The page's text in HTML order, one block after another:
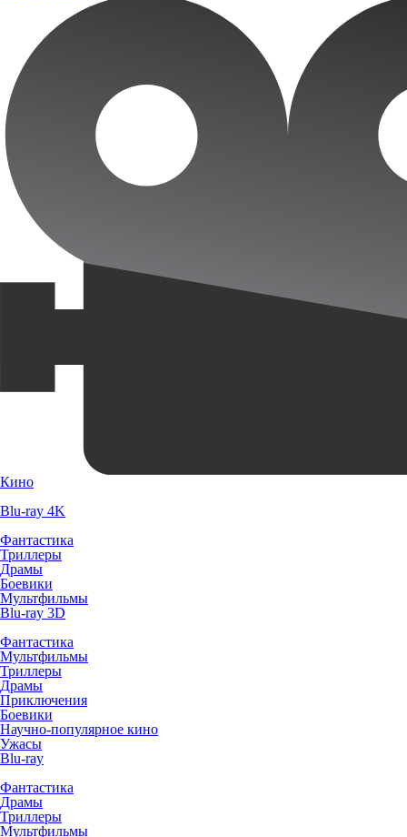
Кино
Blu-ray 4K
Фантастика
Триллеры
Драмы
Боевики
Мультфильмы
Blu-ray 3D
Фантастика
Мультфильмы
Триллеры
Драмы
Приключения
Боевики
Научно-популярное кино
Ужасы
Blu-ray
Фантастика
Драмы
Триллеры
Мультфильмы